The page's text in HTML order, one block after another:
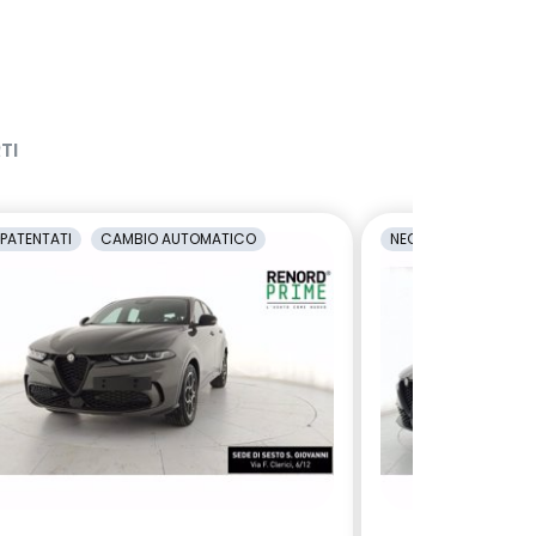
CAMBIO AUTOMATICO NEOPATENTATI